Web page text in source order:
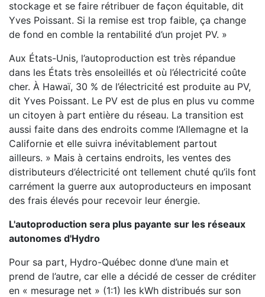
stockage et se faire rétribuer de façon équitable, dit
Yves Poissant. Si la remise est trop faible, ça change
de fond en comble la rentabilité d’un projet PV. »
Aux États-Unis, l’autoproduction est très répandue
dans les États très ensoleillés et où l’électricité coûte
cher. À Hawaï, 30 % de l’électricité est produite au PV,
dit Yves Poissant. Le PV est de plus en plus vu comme
un citoyen à part entière du réseau. La transition est
aussi faite dans des endroits comme l’Allemagne et la
Californie et elle suivra inévitablement partout
ailleurs. » Mais à certains endroits, les ventes des
distributeurs d’électricité ont tellement chuté qu’ils font
carrément la guerre aux autoproducteurs en imposant
des frais élevés pour recevoir leur énergie.
L'autoproduction sera plus payante sur les réseaux
autonomes d'Hydro
Pour sa part, Hydro-Québec donne d’une main et
prend de l’autre, car elle a décidé de cesser de créditer
en « mesurage net » (1:1) les kWh distribués sur son